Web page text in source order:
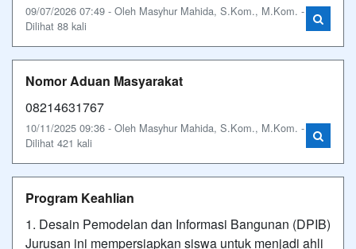
09/07/2026 07:49 - Oleh Masyhur Mahida, S.Kom., M.Kom. -
Dilihat 88 kali
Nomor Aduan Masyarakat
08214631767
10/11/2025 09:36 - Oleh Masyhur Mahida, S.Kom., M.Kom. -
Dilihat 421 kali
Program Keahlian
1. Desain Pemodelan dan Informasi Bangunan (DPIB)
Jurusan ini mempersiapkan siswa untuk menjadi ahli